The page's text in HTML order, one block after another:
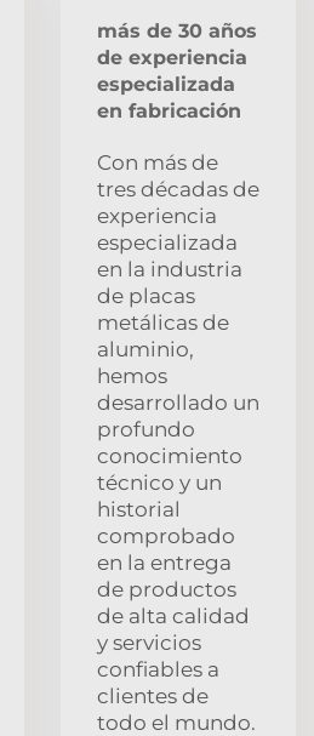
más de 30 años
de experiencia
especializada
en fabricación
Con más de
tres décadas de
experiencia
especializada
en la industria
de placas
metálicas de
aluminio,
hemos
desarrollado un
profundo
conocimiento
técnico y un
historial
comprobado
en la entrega
de productos
de alta calidad
y servicios
confiables a
clientes de
todo el mundo.